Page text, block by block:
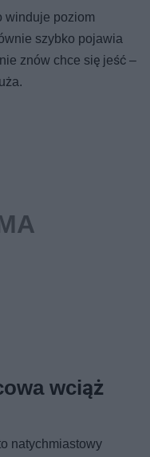
winduje poziom
szybko pojawia
znów chce się jeść –
wciąż
natychmiastowy